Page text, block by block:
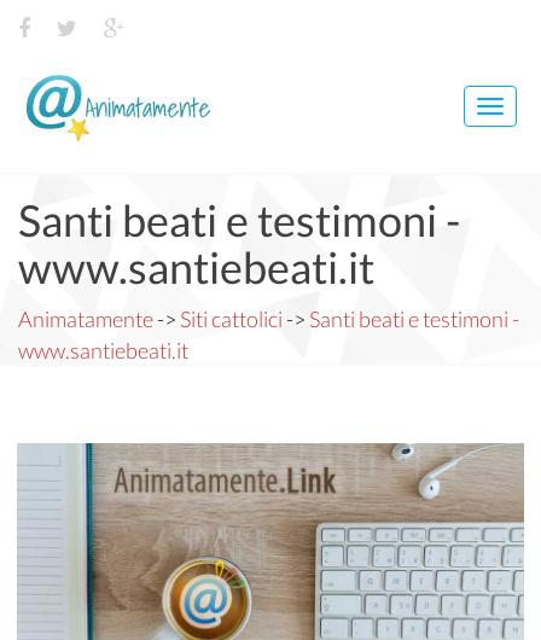
Santi beati e testimoni -
www.santiebeati.it
Animatamente-> Siti cattolici -> Santi beati e testimoni -
www.santiebeati.it